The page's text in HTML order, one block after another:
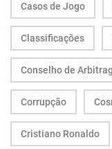
Casos de Jogo
Classificações
Conselho de
Corrupção
Cristiano Ronaldo